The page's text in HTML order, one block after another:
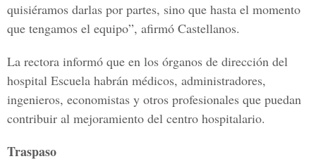
quisiéramos darlas por partes, sino que hasta el momento
que tengamos el equipo”, afirmó Castellanos.
La rectora informó que en los órganos de dirección del
hospital Escuela habrán médicos, administradores,
ingenieros, economistas y otros profesionales que puedan
contribuir al mejoramiento del centro hospitalario.
Traspaso